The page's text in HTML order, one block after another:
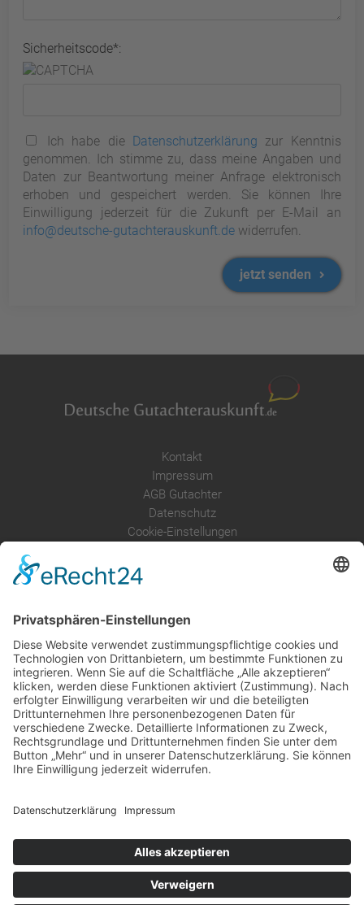
Sicherheitscode*:
Ich habe die Datenschutzerklärung zur Kenntnis
genommen. Ich stimme zu, dass meine Angaben und
Daten zur Beantwortung meiner Anfrage elektronisch
erhoben und gespeichert werden. Sie können Ihre
Einwilligung jederzeit für die Zukunft per E-Mail an
info@deutsche-gutachterauskunft.de widerrufen.
jetzt senden
Kontakt
Impressum
AGB Gutachter
Datenschutz
Cookie-Einstellungen
Kosten im Überblick
AGB Nutzer
Gutachter suchen
Gutachter Blog
Auftragsbörse
Anfrage
Presse
Partner: Der DGuSV
Infos für Suchende